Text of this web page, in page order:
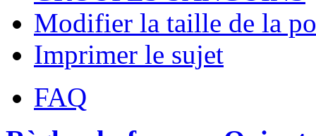
Modifier la taille de la
Imprimer le sujet
FAQ